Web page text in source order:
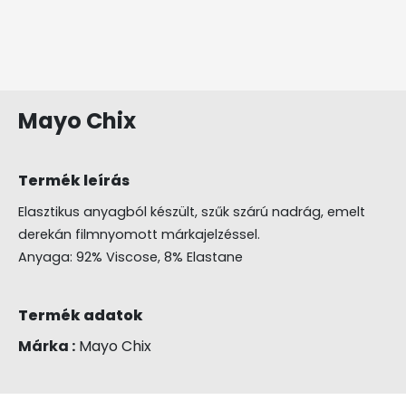
Mayo Chix
Termék leírás
Elasztikus anyagból készült, szűk szárú nadrág, emelt
derekán filmnyomott márkajelzéssel.
Anyaga: 92% Viscose, 8% Elastane
Termék adatok
Márka : Mayo Chix